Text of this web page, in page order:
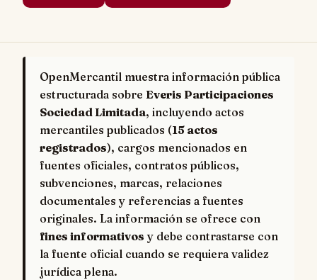
OpenMercantil muestra información pública
estructurada sobre Everis Participaciones
Sociedad Limitada, incluyendo actos
mercantiles publicados (15 actos
registrados), cargos mencionados en
fuentes oficiales, contratos públicos,
subvenciones, marcas, relaciones
documentales y referencias a fuentes
originales. La información se ofrece con
fines informativos y debe contrastarse con
la fuente oficial cuando se requiera validez
jurídica plena.